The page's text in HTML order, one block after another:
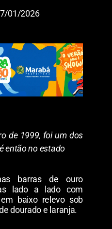
01/2026
de 1999, foi um dos
então no estado